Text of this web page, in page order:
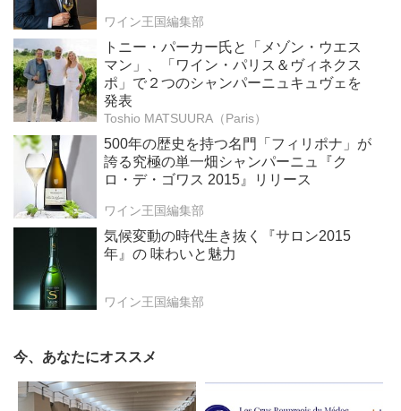
ワイン王国編集部
トニー・パーカー氏と「メゾン・ウエス
マン」、「ワイン・パリス＆ヴィネクス
ポ」で２つのシャンパーニュキュヴェを
発表
Toshio MATSUURA（Paris）
500年の歴史を持つ名門「フィリポナ」が
誇る究極の単一畑シャンパーニュ『ク
ロ・デ・ゴワス 2015』リリース
ワイン王国編集部
気候変動の時代生き抜く『サロン2015
年』の 味わいと魅力
ワイン王国編集部
今、あなたにオススメ